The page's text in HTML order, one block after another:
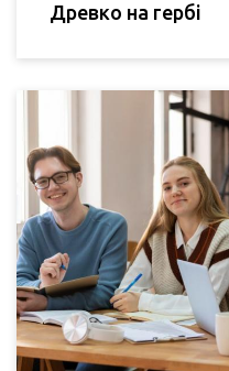
Древко на гербі